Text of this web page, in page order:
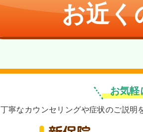
お近く
お気軽
丁寧なカウンセリングや症状のご説明